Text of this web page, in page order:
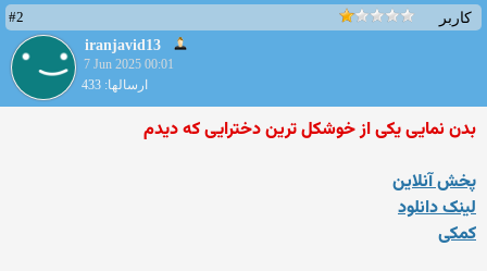
کاربر
#2
iranjavid13
7 Jun 2025 00:01
ارسالها: 433
بدن نمایی یکی از خوشکل ترین دخترایی که دیدم
پخش آنلاین
لینک دانلود
کمکی